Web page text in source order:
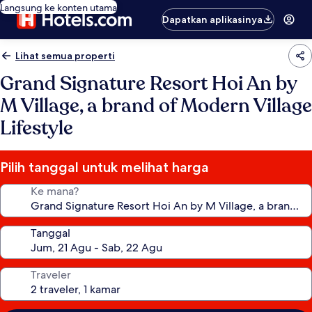
Langsung ke konten utama
Dapatkan aplikasinya
Lihat semua properti
Grand Signature Resort Hoi An by
M Village, a brand of Modern Village
Lifestyle
Pilih tanggal untuk melihat harga
Ke mana?
Tanggal
Traveler